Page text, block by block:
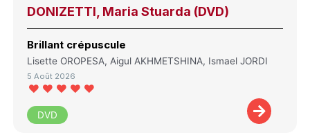
DONIZETTI, Maria Stuarda (DVD)
Brillant crépuscule
Lisette OROPESA, Aigul AKHMETSHINA, Ismael JORDI
5 Août 2026
DVD